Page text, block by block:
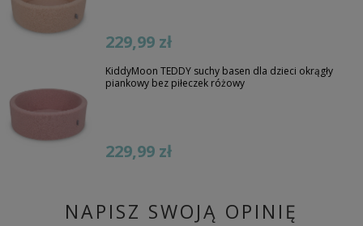
229,99 zł
KiddyMoon TEDDY suchy basen dla dzieci okrągły
piankowy bez piłeczek różowy
229,99 zł
NAPISZ SWOJĄ OPINIĘ